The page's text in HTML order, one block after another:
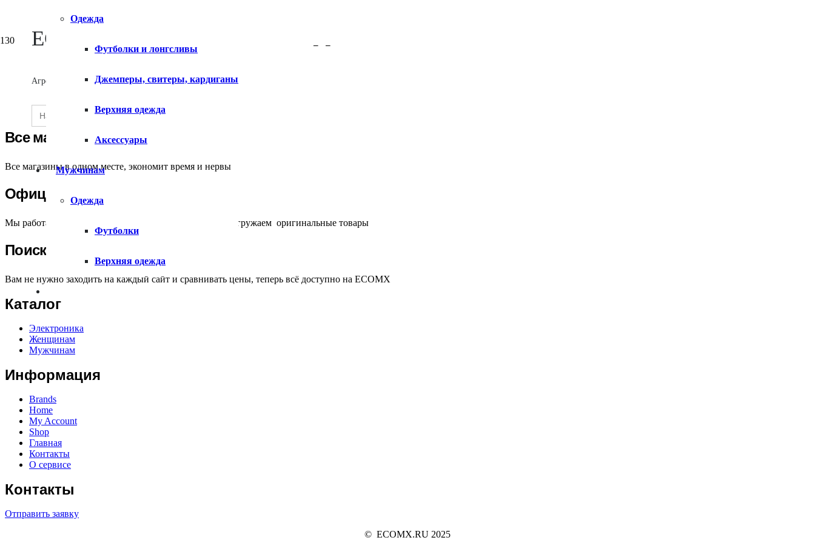
ECOMX
Агрегатор товаров
Search
for:
SEARCH
Одежда
Футболки и лонгсливы
Джемперы, свитеры, кардиганы
Верхняя одежда
Аксессуары
Мужчинам
Одежда
Футболки
Верхняя одежда
Страница не найдена
Ссылка, по которой вы перешли, могла быть повреждена, либо страница могла быть удалена.
Все магазины
Все магазины в одном месте, экономит время и нервы
Официальные магазины
Мы работаем только с официальными магазинами и выгружаем оригинальные товары
Поиск лучших цен
Вам не нужно заходить на каждый сайт и сравнивать цены, теперь всё доступно на ECOMX
Каталог
Электроника
Женщинам
Мужчинам
Информация
Brands
Home
My Account
Shop
Главная
Контакты
О сервисе
Контакты
Отправить заявку
© ECOMX.RU 2025